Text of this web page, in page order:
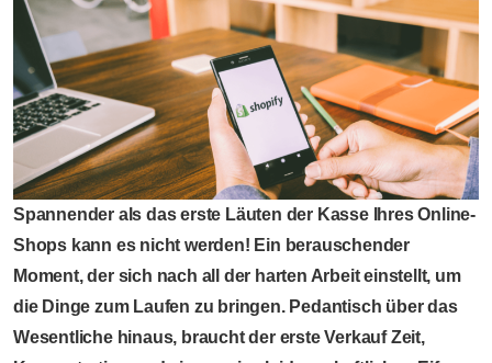
Spannender als das erste Läuten der Kasse Ihres Online-
Shops kann es nicht werden! Ein berauschender
Moment, der sich nach all der harten Arbeit einstellt, um
die Dinge zum Laufen zu bringen. Pedantisch über das
Wesentliche hinaus, braucht der erste Verkauf Zeit,